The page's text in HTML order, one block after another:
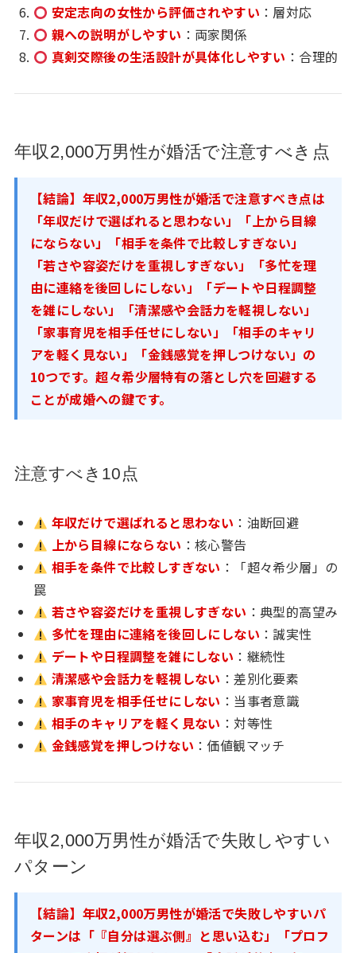
安定志向の女性から評価されやすい ：層対応
親への説明がしやすい ：両家関係
真剣交際後の生活設計が具体化しやすい ：合理的
年収2,000万男性が婚活で注意すべき点
【結論】年収2,000万男性が婚活で注意すべき点は
「年収だけで選ばれると思わない」「上から目線
にならない」「相手を条件で比較しすぎない」
「若さや容姿だけを重視しすぎない」「多忙を理
由に連絡を後回しにしない」「デートや日程調整
を雑にしない」「清潔感や会話力を軽視しない」
「家事育児を相手任せにしない」「相手のキャリ
アを軽く見ない」「金銭感覚を押しつけない」の
10つです。超々希少層特有の落とし穴を回避する
ことが成婚への鍵です。
注意すべき10点
年収だけで選ばれると思わない ：油断回避
上から目線にならない ：核心警告
相手を条件で比較しすぎない ：「超々希少層」の
罠
若さや容姿だけを重視しすぎない ：典型的高望み
多忙を理由に連絡を後回しにしない ：誠実性
デートや日程調整を雑にしない ：継続性
清潔感や会話力を軽視しない ：差別化要素
家事育児を相手任せにしない ：当事者意識
相手のキャリアを軽く見ない ：対等性
金銭感覚を押しつけない ：価値観マッチ
年収2,000万男性が婚活で失敗しやすい
パターン
【結論】年収2,000万男性が婚活で失敗しやすいパ
ターンは「『自分は選ぶ側』と思い込む」「プロフ